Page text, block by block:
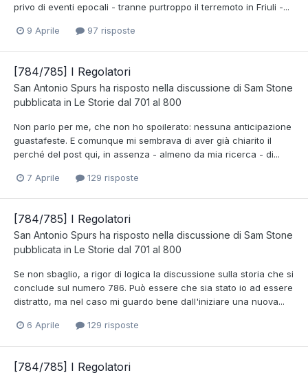
privo di eventi epocali - tranne purtroppo il terremoto in Friuli -...
9 Aprile 97 risposte
[784/785] I Regolatori
San Antonio Spurs ha risposto nella discussione di Sam Stone
pubblicata in Le Storie dal 701 al 800
Non parlo per me, che non ho spoilerato: nessuna anticipazione
guastafeste. E comunque mi sembrava di aver già chiarito il
perché del post qui, in assenza - almeno da mia ricerca - di...
7 Aprile 129 risposte
[784/785] I Regolatori
San Antonio Spurs ha risposto nella discussione di Sam Stone
pubblicata in Le Storie dal 701 al 800
Se non sbaglio, a rigor di logica la discussione sulla storia che si
conclude sul numero 786. Può essere che sia stato io ad essere
distratto, ma nel caso mi guardo bene dall'iniziare una nuova...
6 Aprile 129 risposte
[784/785] I Regolatori